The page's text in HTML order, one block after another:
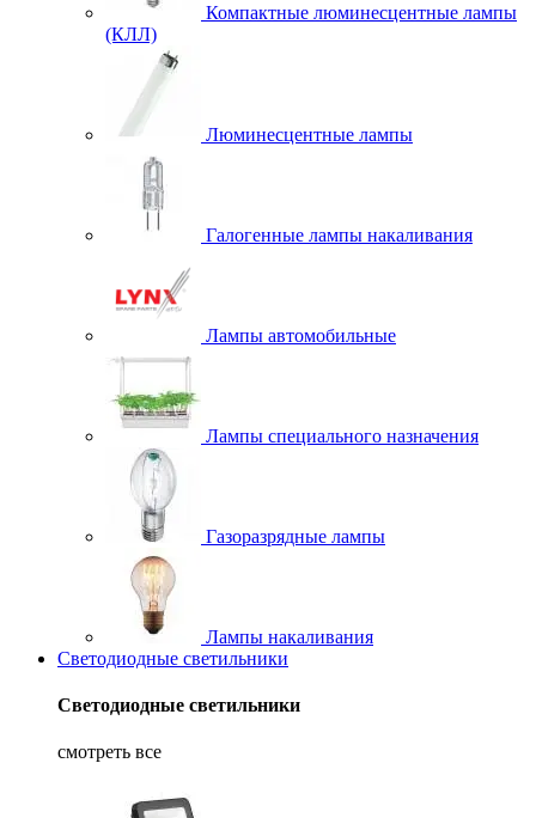
Компактные люминесцентные лампы
(КЛЛ)
Люминесцентные лампы
Галогенные лампы накаливания
Лампы автомобильные
Лампы специального назначения
Газоразрядные лампы
Лампы накаливания
Светодиодные светильники
Светодиодные светильники
смотреть все